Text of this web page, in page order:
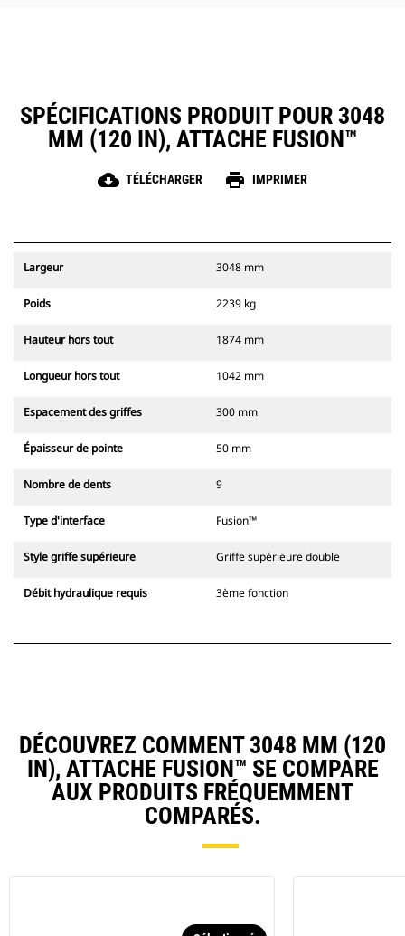
SPÉCIFICATIONS PRODUIT POUR 3048
MM (120 IN), ATTACHE FUSION™
cloud_download TÉLÉCHARGER print IMPRIMER
Largeur 3048 mm
Poids 2239 kg
Hauteur hors tout 1874 mm
Longueur hors tout 1042 mm
Espacement des griffes 300 mm
Épaisseur de pointe 50 mm
Nombre de dents 9
Type d'interface Fusion™
Style griffe supérieure Griffe supérieure double
Débit hydraulique requis 3ème fonction
DÉCOUVREZ COMMENT 3048 MM (120
IN), ATTACHE FUSION™ SE COMPARE
AUX PRODUITS FRÉQUEMMENT
COMPARÉS.